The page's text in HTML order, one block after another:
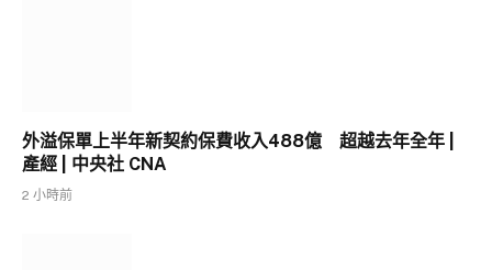
外溢保單上半年新契約保費收入488億 超越去年全年 |
產經 | 中央社 CNA
2 小時前